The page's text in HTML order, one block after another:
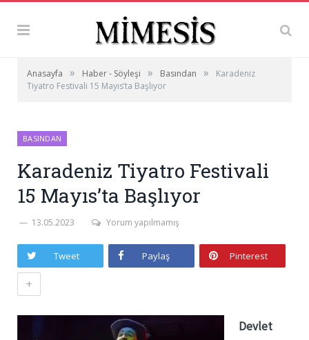
Anasayfa » Haber - Söyleşi » Basından »
Karadeniz
Tiyatro Festivali 15 Mayıs’ta Başlıyor
BASINDAN
Karadeniz Tiyatro Festivali
15 Mayıs’ta Başlıyor
13.05.2023 Yorum yapılmamış
Tweet Paylaş Pinterest
+
Devlet